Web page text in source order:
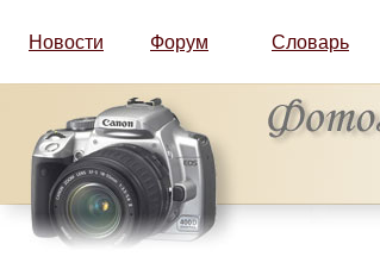
Новости Форум Словарь